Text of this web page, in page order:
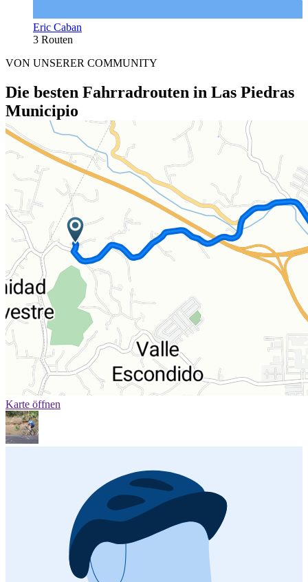
Eric Caban
3 Routen
VON UNSERER COMMUNITY
Die besten Fahrradrouten in Las Piedras
Municipio
Karte öffnen